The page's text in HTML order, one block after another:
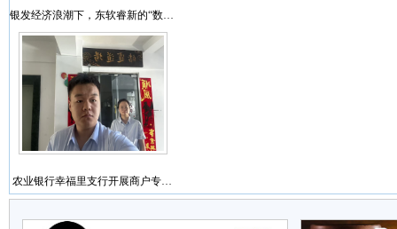
银发经济浪潮下，东软睿新的“数…
农业银行幸福里支行开展商户专…